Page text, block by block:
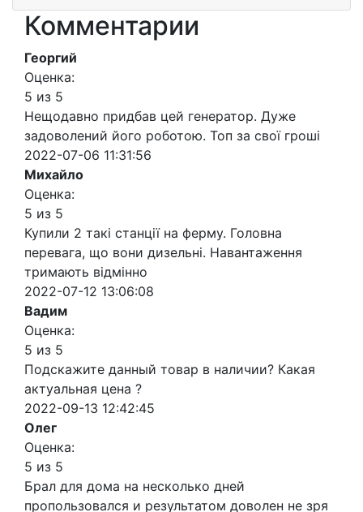
Комментарии
Георгий
Оценка:
5 из 5
Нещодавно придбав цей генератор. Дуже
задоволений його роботою. Топ за свої гроші
2022-07-06 11:31:56
Михайло
Оценка:
5 из 5
Купили 2 такі станції на ферму. Головна
перевага, що вони дизельні. Навантаження
тримають відмінно
2022-07-12 13:06:08
Вадим
Оценка:
5 из 5
Подскажите данный товар в наличии? Какая
актуальная цена ?
2022-09-13 12:42:45
Олег
Оценка:
5 из 5
Брал для дома на несколько дней
пропользовался и результатом доволен не зря